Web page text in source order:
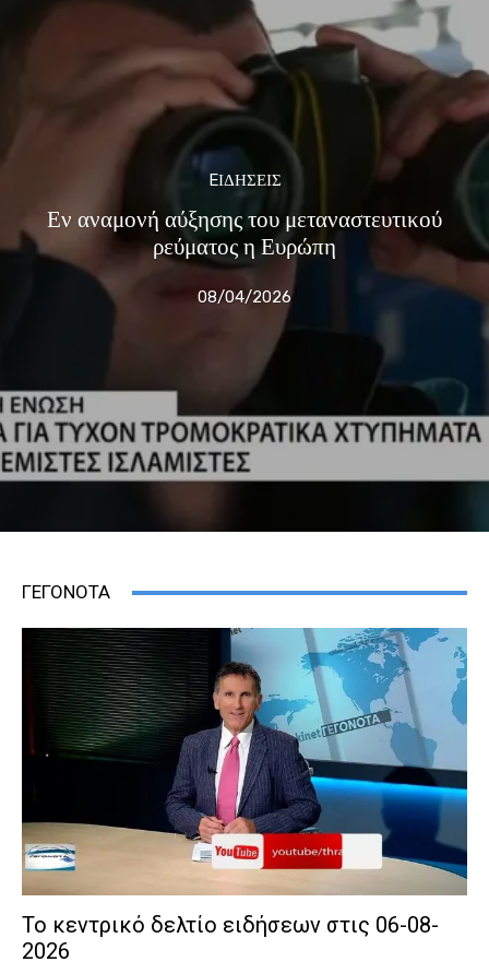
EΙΔΗΣΕΙΣ
Εν αναμονή αύξησης του μεταναστευτικού
ρεύματος η Ευρώπη
08/04/2026
ΓΕΓΟΝΟΤΑ
Το κεντρικό δελτίο ειδήσεων στις 06-08-
2026